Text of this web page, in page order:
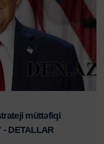
müttəfiqi
DETALLAR